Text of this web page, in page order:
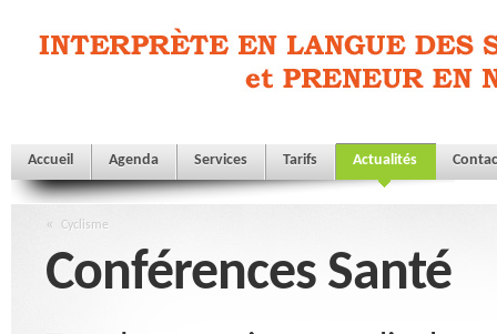
Accueil Agenda Services Tarifs Actualités
« Cyclisme
Conférences Santé